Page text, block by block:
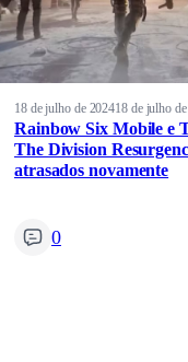
18 de julho de 202418 de julho
Rainbow Six Mobile e
The Division
atrasados novamente
0